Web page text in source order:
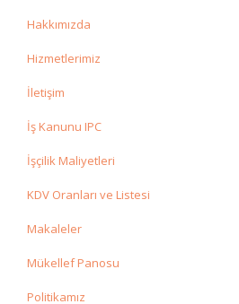
Hakkımızda
Hizmetlerimiz
İletişim
İş Kanunu IPC
İşçilik Maliyetleri
KDV Oranları ve Listesi
Makaleler
Mükellef Panosu
Politikamız